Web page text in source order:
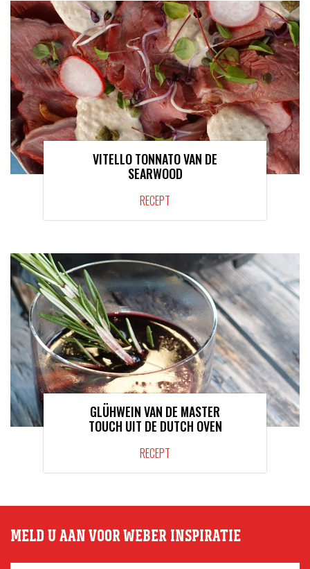
VITELLO TONNATO VAN DE
SEARWOOD
RECEPT
GLÜHWEIN VAN DE MASTER
TOUCH UIT DE DUTCH OVEN
RECEPT
MELD U AAN VOOR WEBER INSPIRATIE